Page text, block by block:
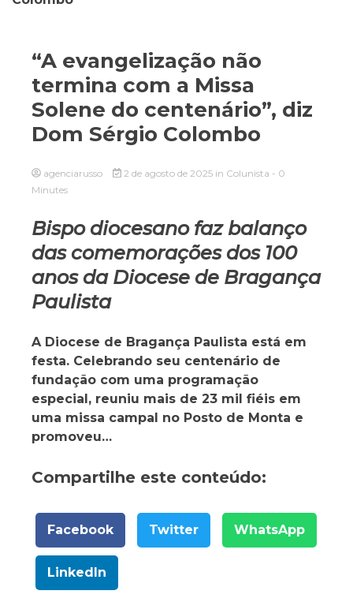
“A evangelização não
termina com a Missa
Solene do centenário”, diz
Dom Sérgio Colombo
agenciarusso 2 de agosto de 2025 in Colunista - 0
Minutes
Bispo diocesano faz balanço
das comemorações dos 100
anos da Diocese de Bragança
Paulista
A Diocese de Bragança Paulista está em
festa. Celebrando seu centenário de
fundação com uma programação
especial, reuniu mais de 23 mil fiéis em
uma missa campal no Posto de Monta e
promoveu…
Compartilhe este conteúdo:
Facebook Twitter WhatsApp
LinkedIn